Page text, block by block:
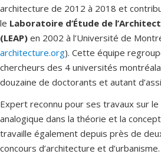
architecture de 2012 à 2018 et
le Laboratoire d’Étude de
(LEAP) en 2002 à l’Université de
architecture.org). Cette équipe
chercheurs des 4 universités
douzaine de doctorants et autant
Expert reconnu pour ses travaux sur
analogique dans la théorie et la
travaille également depuis près de
concours d’architecture et